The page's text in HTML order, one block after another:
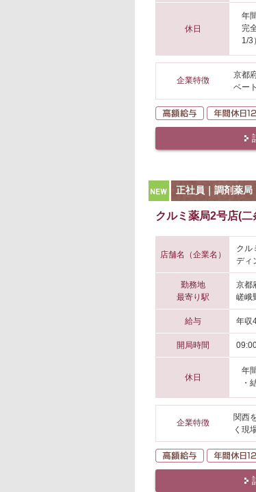
休日
年
完
1/3）
企業特徴
京都
ベー
高額給与
NEW
正社員｜調剤薬局
クルミ薬局2号店(
店舗名（企業名）
クル
ディ
勤務地
最寄り駅
京都
嵯峨
給与 年収
開局時間
休日
年
・
企業特徴
関西
く現
高額給与